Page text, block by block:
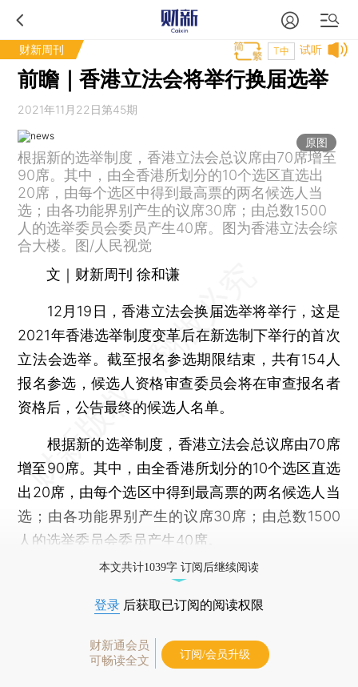
财新周刊 试听
T中
前瞻｜香港立法会将举行换届选举
2021年11月22日第45期
原图
根据新的选举制度，香港立法会总议席由70席增至
90席。其中，由全香港所划分的10个选区直选出
20席，由每个选区中得到最高票的两名候选人当
选；由各功能界别产生的议席30席；由总数1500
人的选举委员会委员产生40席。图为香港立法会综
合大楼。图/人民视觉
文｜财新周刊 徐和谦
12月19日，香港立法会换届选举将举行，这是
2021年香港选举制度变革后在新选制下举行的首次
立法会选举。截至报名参选期限结束，共有154人
报名参选，候选人资格审查委员会将在审查报名者
资格后，公告最终的候选人名单。
根据新的选举制度，香港立法会总议席由70席
增至90席。其中，由全香港所划分的10个选区直选
出20席，由每个选区中得到最高票的两名候选人当
选；由各功能界别产生的议席30席；由总数1500
人的选举委员会委员产生40席。
本文共计1039字 订阅后继续阅读
登录 后获取已订阅的阅读权限
财新通会员
可畅读全文
订阅/会员升级